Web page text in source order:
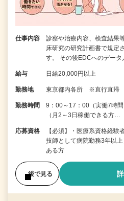
仕事内容
診察や治療内容、検査結果
床研究の研究計画書で規定
す。 その後EDCへのデー
給与 日給20,000円以上
勤務地 東京都内各所 ※直行直帰
勤務時間
9：00～17：00（実働7時
（月2～3日稼働できる方…
応募資格
【必須】・医療系資格経験
技師として病院勤務3年以
ある方
後で見る